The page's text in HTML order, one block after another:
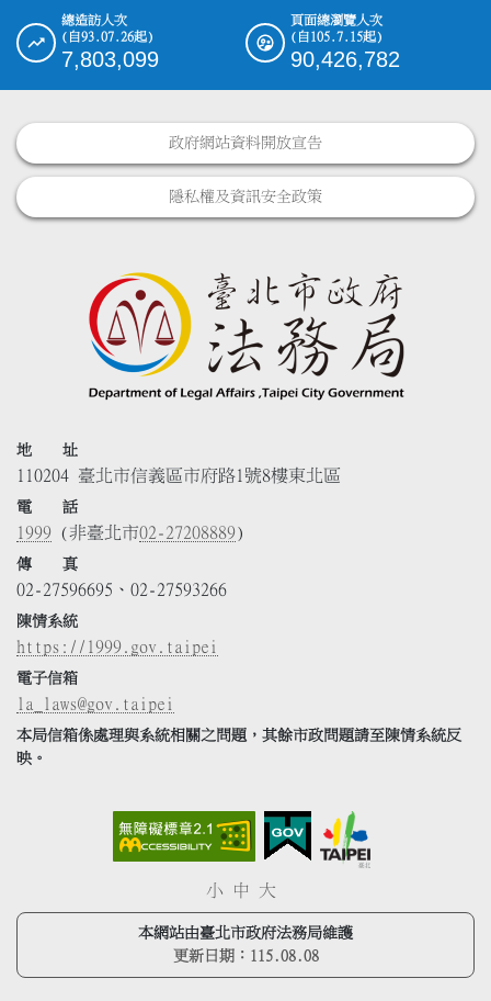
總造訪人次
(自93.07.26起)
7,803,099
頁面總瀏覽人次
(自105.7.15起)
90,426,782
政府網站資料開放宣告
隱私權及資訊安全政策
地 址
110204 臺北市信義區市府路1號8樓東北區
電 話
1999 (非臺北市02-27208889)
傳 真
02-27596695、02-27593266
陳情系統
https://1999.gov.taipei
電子信箱
la_laws@gov.taipei
本局信箱係處理與系統相關之問題，其餘市政問題請至陳情系統反
映。
小 中 大
本網站由臺北市政府法務局維護
更新日期： 115.08.08